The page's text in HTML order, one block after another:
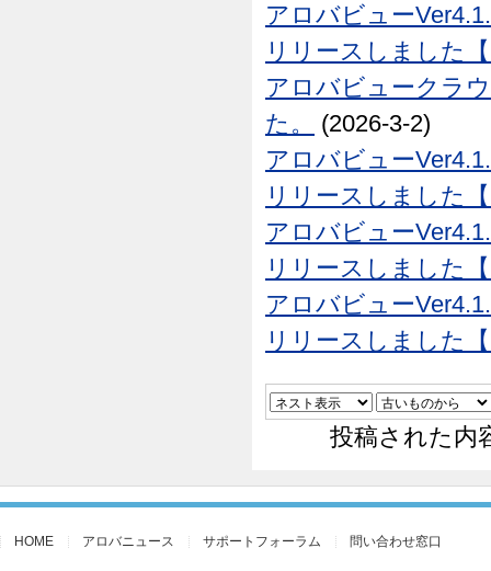
アロバビュー
リリースしました
アロバビュークラ
た。
(2026-3-2)
アロバビュー
リリースしました
アロバビュー
リリースしました
アロバビュー
リリースしました
投稿された内
HOME アロバニュース サポートフォーラム 問い合わせ窓口